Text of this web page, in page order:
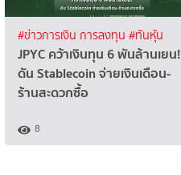
#ข่าวการเงิน การลงทุน #ทันหุ้น
JPYC คว้าเงินทุน 6 พันล้านเยน!
ดัน Stablecoin จ่ายเงินเดือน-
ร้านสะดวกซื้อ
8